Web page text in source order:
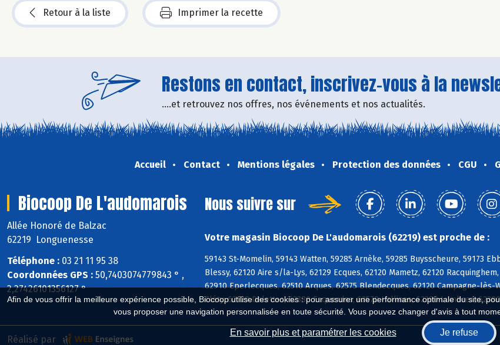
Afin de vous offrir la meilleure expérience possible, Biocoop utilise des cookies : pour assurer une performance optimale du site,
vous proposer une navigation personnalisée en toute sécurité. Vous pouvez changer d'avis à tout
En savoir plus et paramétrer les cookies Je refuse
Retour à la liste Imprimer la recette
Restons en contact, inscrivez-vous à la
....et retrouvez nos offres, nos événements et nos actualités.
Accueil Contact Mentions légales Protection des données CGU
Biocoop De L'audomarois
Allée Honoré de Balzac
62219 Longuenesse
Téléphone : 03 21 11 95 38
Coordonnées GPS : 50,7403074779843 ° ,
2,27426101356127 °
Nous suivre sur
Votre magasin Biocoop De L'audomarois (62219) est proche de :
59143 St-Momelin, 59143 Watten, 59285 Arnèke, 59285 Buysscheure, 59173
Blessy, 62120 Aire s/la-Lys, 62129 Ecques, 62120 Mametz, 62120
62910 Eperlecques, 62510 Arques, 62575 Blendecques, 62120 Campagne-
Cléty, 62129 Delettes, 62380 Esquerdes, 62570 Hallines, 62380 Lumbres,
Biocoop.fr
Réalisé par